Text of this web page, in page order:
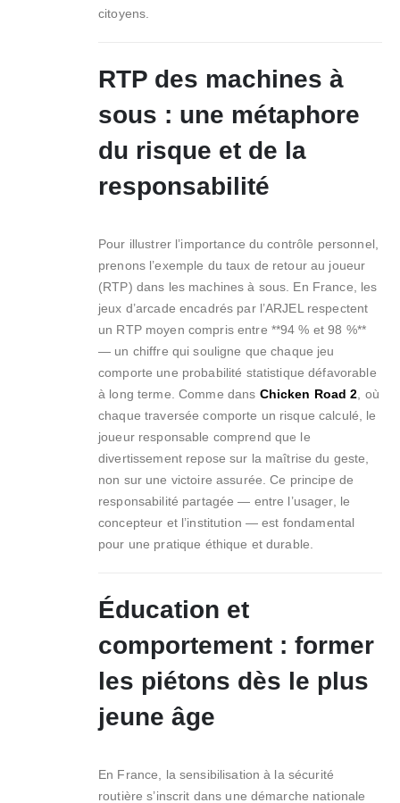
citoyens.
RTP des machines à
sous : une métaphore
du risque et de la
responsabilité
Pour illustrer l’importance du contrôle personnel,
prenons l’exemple du taux de retour au joueur
(RTP) dans les machines à sous. En France, les
jeux d’arcade encadrés par l’ARJEL respectent
un RTP moyen compris entre **94 % et 98 %**
— un chiffre qui souligne que chaque jeu
comporte une probabilité statistique défavorable
à long terme. Comme dans Chicken Road 2 , où
chaque traversée comporte un risque calculé, le
joueur responsable comprend que le
divertissement repose sur la maîtrise du geste,
non sur une victoire assurée. Ce principe de
responsabilité partagée — entre l’usager, le
concepteur et l’institution — est fondamental
pour une pratique éthique et durable.
Éducation et
comportement : former
les piétons dès le plus
jeune âge
En France, la sensibilisation à la sécurité
routière s’inscrit dans une démarche nationale